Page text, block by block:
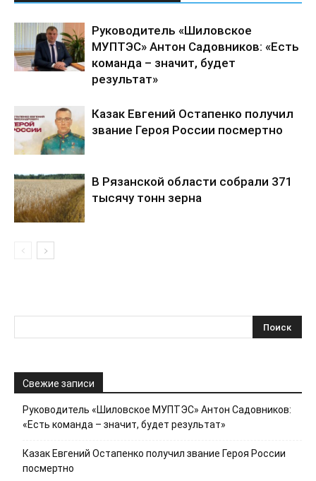
Руководитель «Шиловское
МУПТЭС» Антон Садовников: «Есть
команда – значит, будет
результат»
Казак Евгений Остапенко получил
звание Героя России посмертно
В Рязанской области собрали 371
тысячу тонн зерна
Свежие записи
Руководитель «Шиловское МУПТЭС» Антон Садовников:
«Есть команда – значит, будет результат»
Казак Евгений Остапенко получил звание Героя России
посмертно